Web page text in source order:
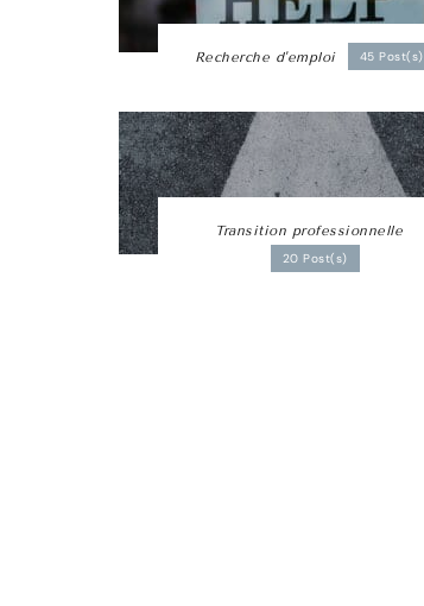
Recherche d'emploi 45 Post(s)
Transition professionnelle
20 Post(s)